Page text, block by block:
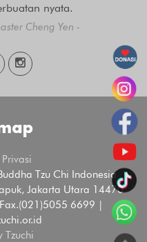
nyata.
Cheng Yen -
Tzu Chi Indonesia
Jakarta Utara 14470
6699 |
Tzuchi